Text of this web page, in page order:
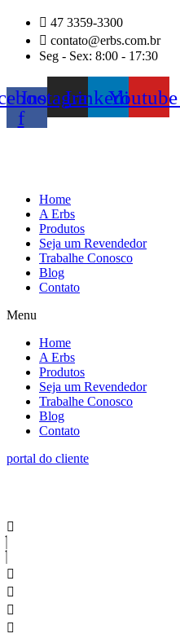
conteúdo
47 3359-3300
contato@erbs.com.br
Seg - Sex: 8:00 - 17:30
f
InstagramLinkedinYoutube
Home
A Erbs
Produtos
Seja um Revendedor
Trabalhe Conosco
Blog
Contato
Menu
Home
A Erbs
Produtos
Seja um Revendedor
Trabalhe Conosco
Blog
Contato
portal do cliente